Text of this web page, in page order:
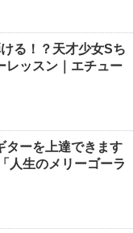
る！？天才少女Sち
レッスン｜エチュー
ターを上達できます
人生のメリーゴーラ